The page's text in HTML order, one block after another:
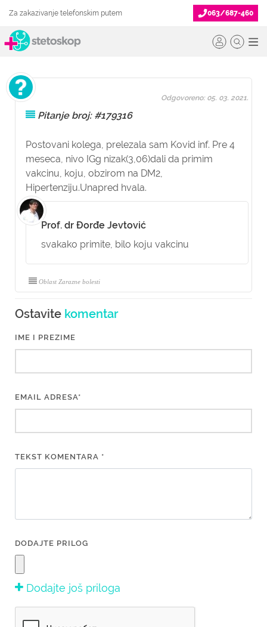
Za zakazivanje telefonskim putem 063/687-460
Pitanje broj: #179316
Postovani kolega, prelezala sam Kovid inf. Pre 4
meseca, nivo IGg nizak(3,06)dali da primim
vakcinu, koju, obzirom na DM2,
Hipertenziju.Unapred hvala.
Odgovoreno: 05. 03. 2021.
Prof. dr Đorđe Jevtović
svakako primite, bilo koju vakcinu
Oblast Zarazne bolesti
Ostavite komentar
IME I PREZIME
EMAIL ADRESA*
TEKST KOMENTARA *
DODAJTE PRILOG
Dodajte još priloga